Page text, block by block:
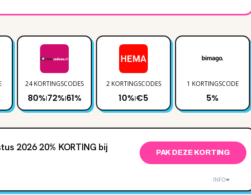
24 KORTINGSCODES
80%|72%|61%
2 KORTINGSCODES
10%|€5
1 KORTINGSCODE
5%
2026 20% KORTING bij
PAK DEZE KORTING
INFO